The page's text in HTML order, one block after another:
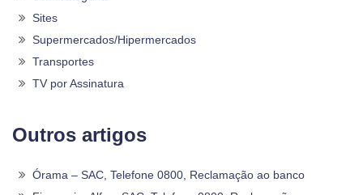
Sites
Supermercados/Hipermercados
Transportes
TV por Assinatura
Outros artigos
Órama – SAC, Telefone 0800, Reclamação ao banco